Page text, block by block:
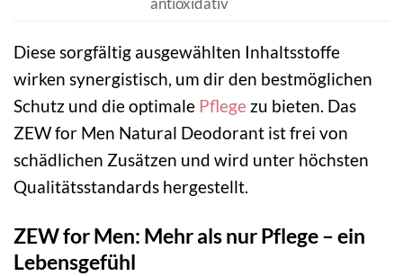
Diese sorgfältig ausgewählten Inhaltsstoffe
wirken synergistisch, um dir den bestmöglichen
Schutz und die optimale Pflege zu bieten. Das
ZEW for Men Natural Deodorant ist frei von
schädlichen Zusätzen und wird unter höchsten
Qualitätsstandards hergestellt.
ZEW for Men: Mehr als nur Pflege – ein
Lebensgefühl